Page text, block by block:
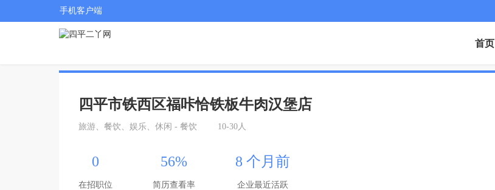
手机客户端
首页
四平市铁西区福咔恰铁板牛肉汉堡店
旅游、餐饮、娱乐、休闲 - 餐饮 10-30人
0
在招职位
56%
简历查看率
8 个月前
企业最近活跃